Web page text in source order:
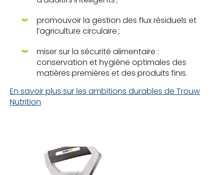
promouvoir la gestion des flux résiduels et
l’agriculture circulaire ;
miser sur la sécurité alimentaire :
conservation et hygiène optimales des
matières premières et des produits finis.
En savoir plus sur les ambitions durables de Trouw
Nutrition